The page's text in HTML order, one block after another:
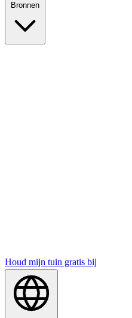
Houd mijn tuin gratis bij